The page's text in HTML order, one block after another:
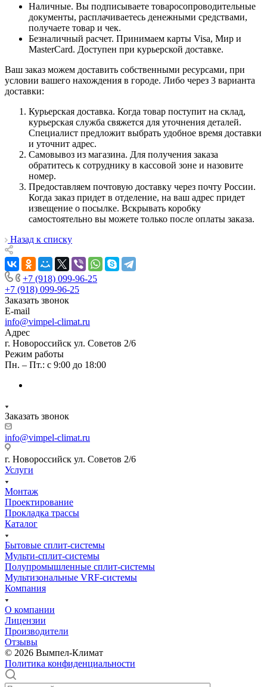
Наличные. Вы подписываете товаросопроводительные
документы, расплачиваетесь денежными средствами,
получаете товар и чек.
Безналичный расчет. Принимаем карты Visa, Мир и
MasterCard. Доступен при курьерской доставке.
Ваш заказ можем доставить собственными ресурсами, при
условии вашего нахождения в городе. Либо через 3 варианта
доставки:
Курьерская доставка. Когда товар поступит на склад,
курьерская служба свяжется для уточнения деталей.
Специалист предложит выбрать удобное время доставки
и уточнит адрес.
Самовывоз из магазина. Для получения заказа
обратитесь к сотруднику в кассовой зоне и назовите
номер.
Предоставляем почтовую доставку через почту России.
Когда заказ придет в отделение, на ваш адрес придет
извещение о посылке. Вскрывать коробку
самостоятельно вы можете только после оплаты заказа.
Назад к списку
+7 (918) 099-96-25
+7 (918) 099-96-25
Заказать звонок
E-mail
info@vimpel-climat.ru
Адрес
г. Новороссийск ул. Советов 2/6
Режим работы
Пн. – Пт.: с 9:00 до 18:00
Заказать звонок
info@vimpel-climat.ru
г. Новороссийск ул. Советов 2/6
Услуги
Монтаж
Проектирование
Прокладка трассы
Каталог
Бытовые сплит-системы
Мульти-сплит-системы
Полупромышленные сплит-системы
Мультизональные VRF-системы
Компания
О компании
Лицензии
Производители
Отзывы
© 2026 Вымпел-Климат
Политика конфиденциальности